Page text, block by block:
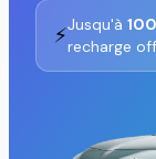
⚡Jusqu'à
recharge